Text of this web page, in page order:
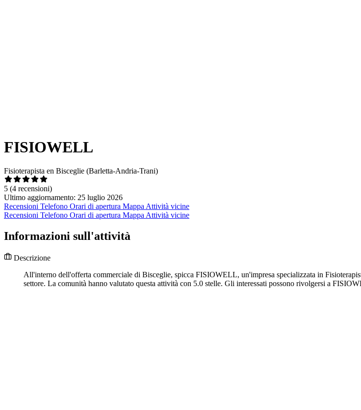
FISIOWELL
Fisioterapista en Bisceglie (Barletta-Andria-Trani)
5 (4 recensioni)
Ultimo aggiornamento: 25 luglio 2026
Recensioni Telefono Orari di apertura Mappa Attività vicine
Recensioni Telefono Orari di apertura Mappa Attività vicine
Informazioni sull'attività
Descrizione
All'interno dell'offerta commerciale di Bisceglie, spicca FISIOWELL, un'impresa specializzata in
settore. La comunità hanno valutato questa attività con 5.0 stelle. Gli interessati possono rivolgersi a